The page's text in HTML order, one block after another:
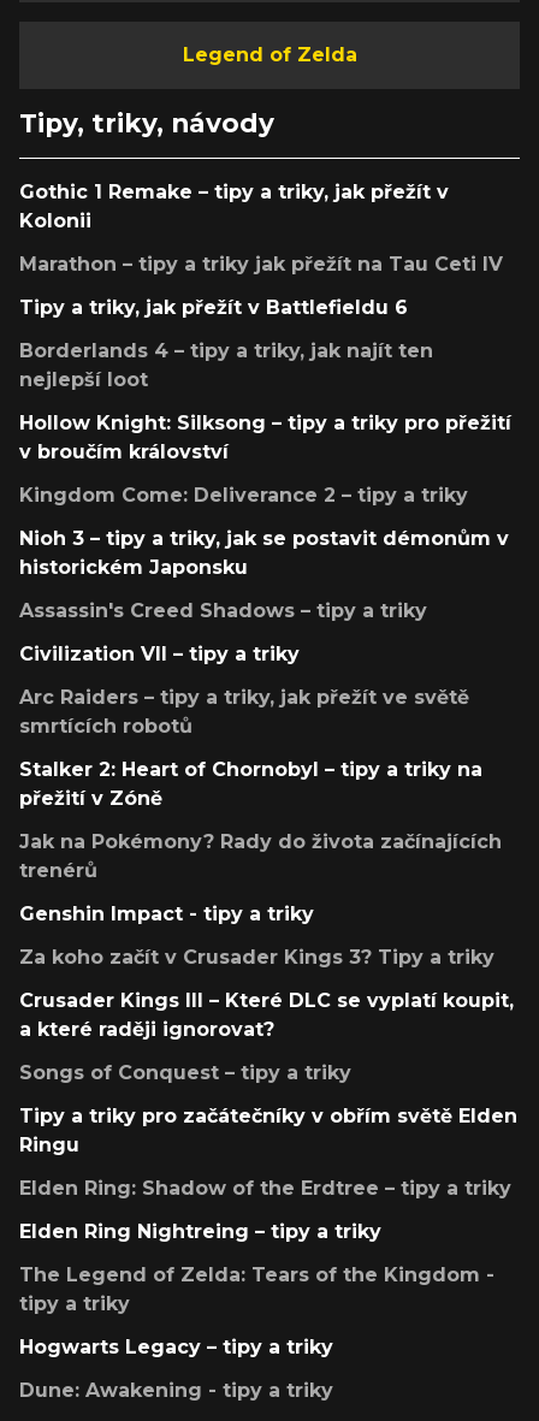
Legend of Zelda
Tipy, triky, návody
Gothic 1 Remake – tipy a triky, jak přežít v
Kolonii
Marathon – tipy a triky jak přežít na Tau Ceti IV
Tipy a triky, jak přežít v Battlefieldu 6
Borderlands 4 – tipy a triky, jak najít ten
nejlepší loot
Hollow Knight: Silksong – tipy a triky pro přežití
v broučím království
Kingdom Come: Deliverance 2 – tipy a triky
Nioh 3 – tipy a triky, jak se postavit démonům v
historickém Japonsku
Assassin's Creed Shadows – tipy a triky
Civilization VII – tipy a triky
Arc Raiders – tipy a triky, jak přežít ve světě
smrtících robotů
Stalker 2: Heart of Chornobyl – tipy a triky na
přežití v Zóně
Jak na Pokémony? Rady do života začínajících
trenérů
Genshin Impact - tipy a triky
Za koho začít v Crusader Kings 3? Tipy a triky
Crusader Kings III – Které DLC se vyplatí koupit,
a které raději ignorovat?
Songs of Conquest – tipy a triky
Tipy a triky pro začátečníky v obřím světě Elden
Ringu
Elden Ring: Shadow of the Erdtree – tipy a triky
Elden Ring Nightreing – tipy a triky
The Legend of Zelda: Tears of the Kingdom -
tipy a triky
Hogwarts Legacy – tipy a triky
Dune: Awakening - tipy a triky